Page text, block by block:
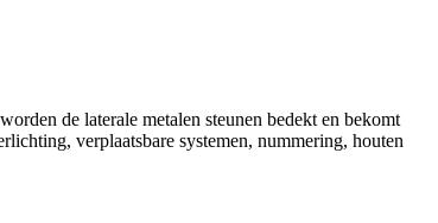
de laterale metalen steunen bedekt en bekomt
verplaatsbare systemen, nummering, houten